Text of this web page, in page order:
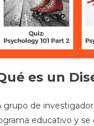
es un
grupo de
educativo y